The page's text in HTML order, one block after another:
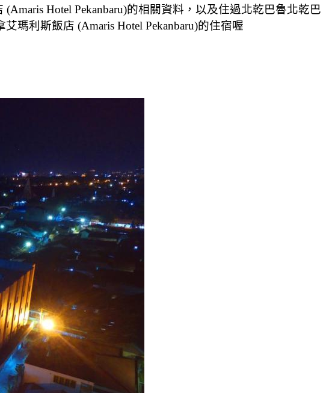
Hotel Pekanbaru)的相關資料，以及住過北乾巴魯北乾巴
瑪利斯飯店 (Amaris Hotel Pekanbaru)的住宿喔